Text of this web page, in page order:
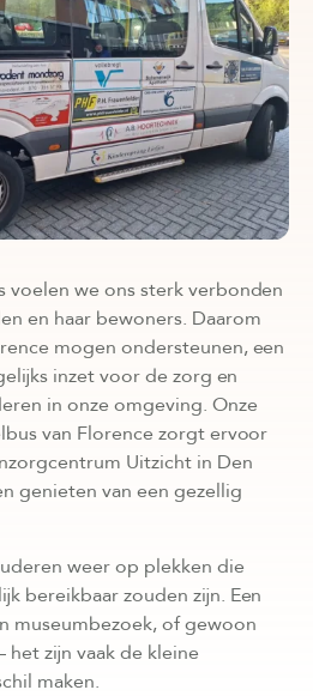
voelen we ons sterk verbonden
en haar bewoners. Daarom
mogen ondersteunen, een
inzet voor de zorg en
in onze omgeving. Onze
van Florence zorgt ervoor
Uitzicht in Den
genieten van een gezellig
weer op plekken die
bereikbaar zouden zijn. Een
museumbezoek, of gewoon
zijn vaak de kleine
maken.